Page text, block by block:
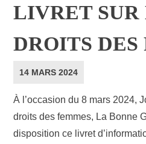
LIVRET SUR
DROITS DES
14 MARS 2024
À l’occasion du 8 mars 2024,
droits des femmes, La Bonne
disposition ce livret